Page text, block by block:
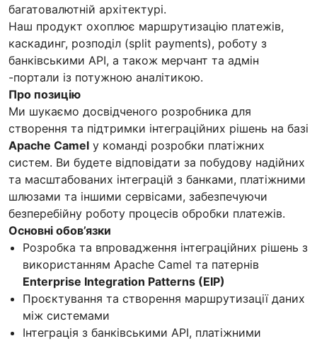
багатовалютній архітектурі.
Наш продукт охоплює маршрутизацію платежів,
каскадинг, розподіл (split payments), роботу з
банківськими API, а також мерчант та адмін
-портали із потужною аналітикою.
Про позицію
Ми шукаємо досвідченого розробника для
створення та підтримки інтеграційних рішень на базі
Apache Camel у команді розробки платіжних
систем. Ви будете відповідати за побудову надійних
та масштабованих інтеграцій з банками, платіжними
шлюзами та іншими сервісами, забезпечуючи
безперебійну роботу процесів обробки платежів.
Основні обов’язки
Розробка та впровадження інтеграційних рішень з
використанням Apache Camel та патернів
Enterprise Integration Patterns (EIP)
Проєктування та створення маршрутизації даних
між системами
Інтеграція з банківськими API, платіжними